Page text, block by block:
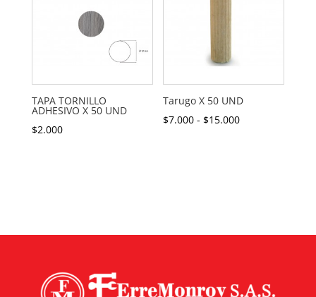
TAPA TORNILLO
ADHESIVO X 50 UND
$2.000
Tarugo X 50 UND
$7.000 - $15.000Rango